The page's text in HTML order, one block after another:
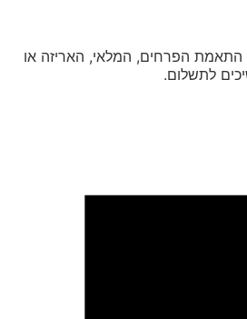
הפרחים, המלאי, האריזה או
לתשלום.